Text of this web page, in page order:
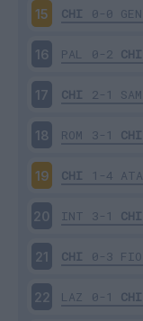
15 CHI 0-0 GEN
16 PAL 0-2 CHI
17 CHI 2-1 SAM
18 ROM 3-1 CHI
19 CHI 1-4 ATA
20 INT 3-1 CHI
21 CHI 0-3 FIO
22 LAZ 0-1 CHI